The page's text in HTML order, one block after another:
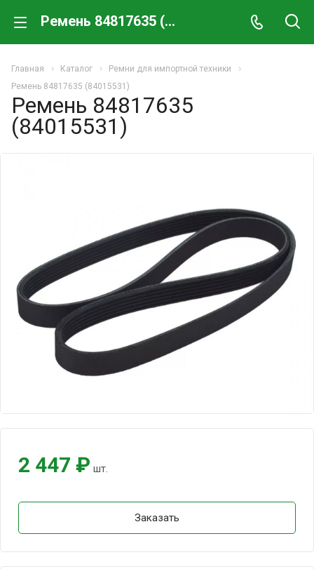
Ремень 84817635 (84015531)
Главная Каталог
Ремни для импортной техники
Ремень 84817635 (84015531)
Ремень 84817635
(84015531)
2 447 ₽ шт.
Заказать